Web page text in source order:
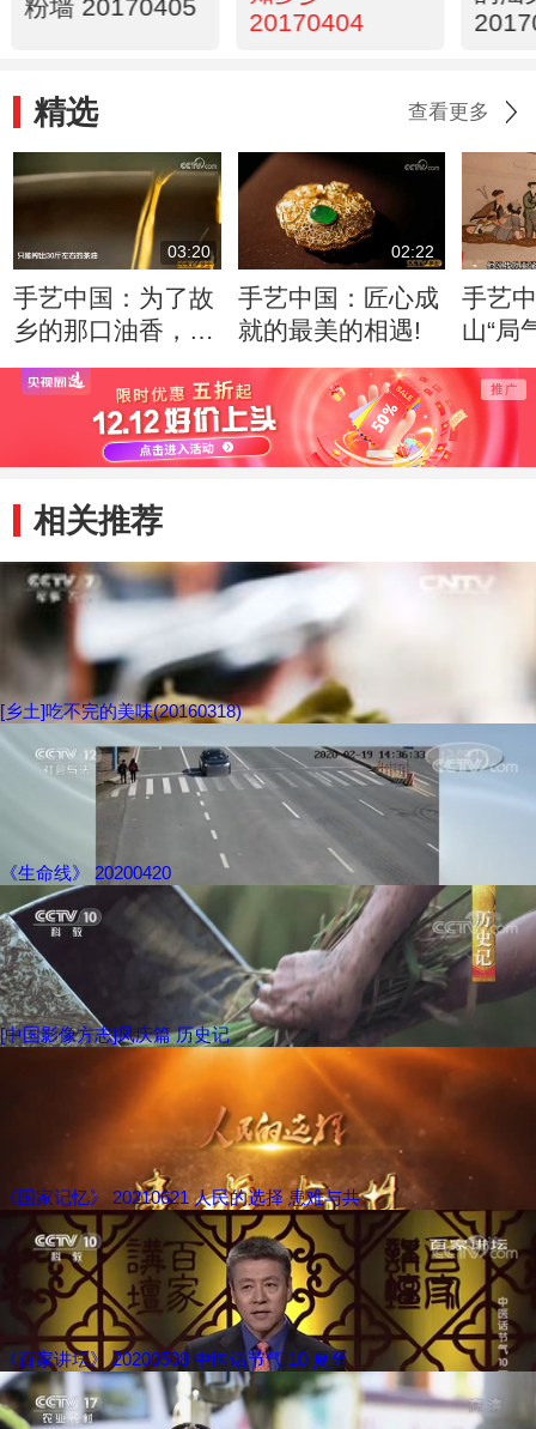
粉墙 20170405
20170404
精选 查看更多
03:20
手艺中国：为了故
乡的那口油香，我
愿再敲八十八下！
02:22
手艺中国：匠心成
就的最美的相遇!
手艺
山“局
何绣
相关推荐
[乡土]吃不完的美味(20160318)
《生命线》 20200420
[中国影像方志]凤庆篇 历史记
《国家记忆》 20210621 人民的选择 患难与共
《百家讲坛》 20200508 中医话节气 10 夏至